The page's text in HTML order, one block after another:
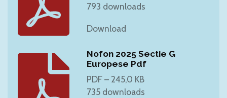
793 downloads
Download
Nofon 2025 Sectie G
Europese Pdf
PDF – 245,0 KB
735 downloads